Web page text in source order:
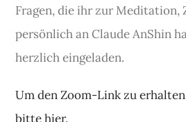
Fragen, die ihr zur Meditation,
persönlich an Claude AnShin
herzlich eingeladen.
Um den Zoom-Link zu
bitte hier.